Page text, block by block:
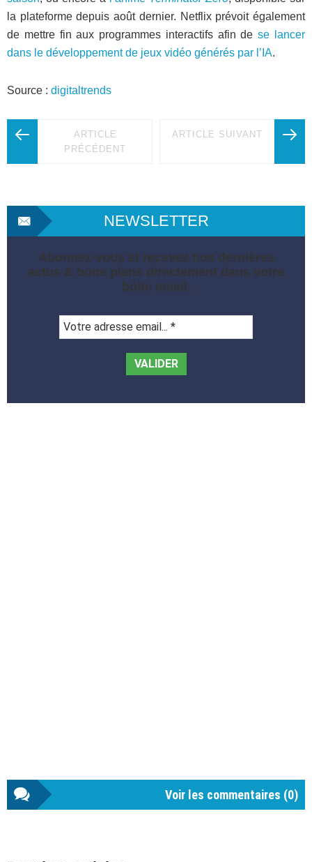
la plateforme depuis août dernier. Netflix prévoit également
de mettre fin aux programmes interactifs afin dese lancer
dans le développement de jeux vidéo générés par l’IA.
Source : digitaltrends
ARTICLE
PRÉCÉDENT
ARTICLE SUIVANT
NEWSLETTER
Abonnez-vous et recevez nos dernières
actus & bons plans directement dans votre
boite email.
adresse
Voir les commentaires (0)